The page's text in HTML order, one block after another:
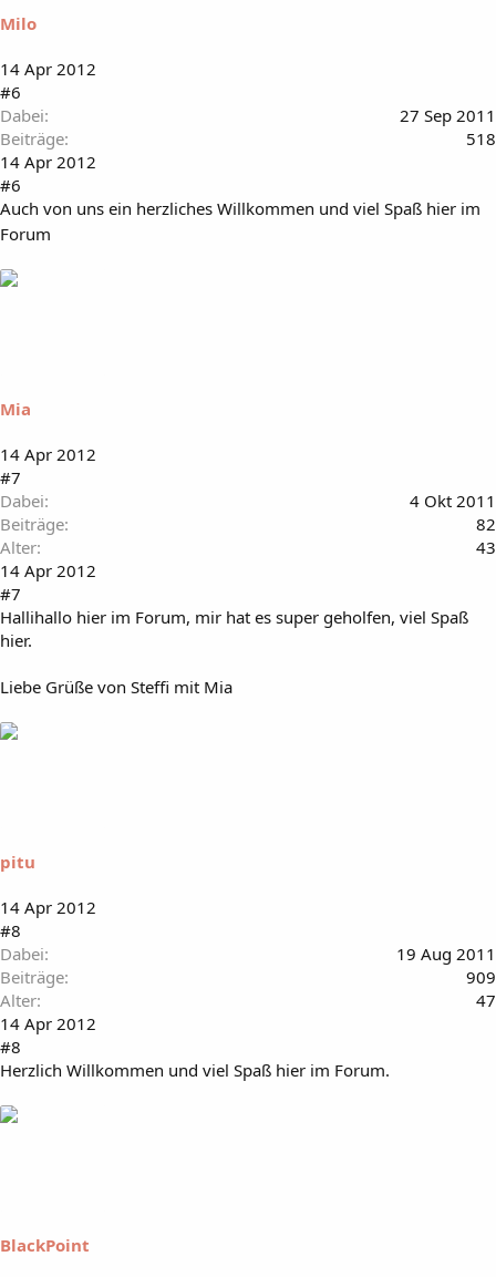
Milo
14 Apr 2012
#6
Dabei
27 Sep 2011
Beiträge
518
14 Apr 2012
#6
Auch von uns ein herzliches Willkommen und viel Spaß hier im
Forum
Mia
14 Apr 2012
#7
Dabei
4 Okt 2011
Beiträge
82
Alter
43
14 Apr 2012
#7
Hallihallo hier im Forum, mir hat es super geholfen, viel Spaß
hier.
Liebe Grüße von Steffi mit Mia
pitu
14 Apr 2012
#8
Dabei
19 Aug 2011
Beiträge
909
Alter
47
14 Apr 2012
#8
Herzlich Willkommen und viel Spaß hier im Forum.
BlackPoint